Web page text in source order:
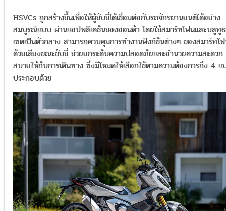
HSVCs ถูกสร้างขึ้นเพื่อให้ผู้ขับขี่ได้เชื่อมต่อกับรถจักรยานยนต์ได้อย่าง
สมบูรณ์แบบ ผ่านแอปพลิเคชันของฮอนด้า โดยใช้สมาร์ทโฟนและบลูทู
เซตเป็นตัวกลาง สามารถควบคุมการทำงานฟังก์ชันต่างๆ ของสมาร์ทโ
ด้วยเสียงขณะขับขี่ ช่วยยกระดับความปลอดภัยและอำนวยความสะดวก
สบายให้กับการเดินทาง ซึ่งมีโหมดให้เลือกใช้ตามความต้องการถึง 4
ประกอบด้วย